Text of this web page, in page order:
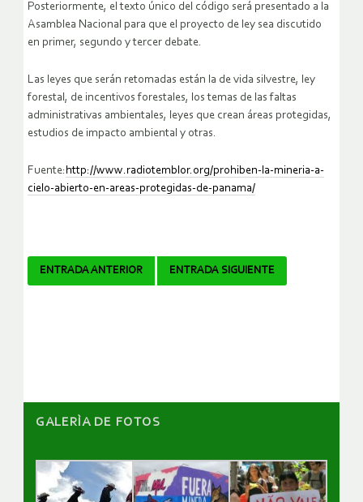
Posteriormente, el texto único del código será presentado a la
Asamblea Nacional para que el proyecto de ley sea discutido
en primer, segundo y tercer debate.
Las leyes que serán retomadas están la de vida silvestre, ley
forestal, de incentivos forestales, los temas de las faltas
administrativas ambientales, leyes que crean áreas protegidas,
estudios de impacto ambiental y otras.
Fuente: http://www.radiotemblor.org/prohiben-la-mineria-a-
cielo-abierto-en-areas-protegidas-de-panama/
Navegador
ENTRADA ANTERIOR ENTRADA SIGUIENTE
GALERÌA DE FOTOS